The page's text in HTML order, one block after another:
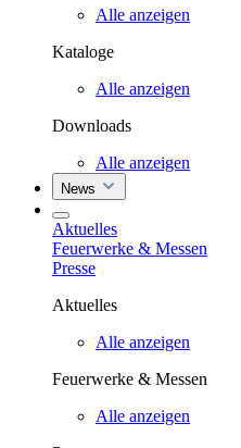
Alle anzeigen
Kataloge
Alle anzeigen
Downloads
Alle anzeigen
News
Aktuelles
Feuerwerke & Messen
Presse
Aktuelles
Alle anzeigen
Feuerwerke & Messen
Alle anzeigen